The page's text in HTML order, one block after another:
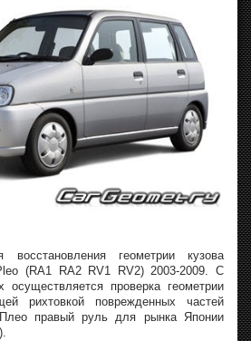
геометрии кузова
(RA1 RA2 RV1 RV2) 2003-2009. С
проверка геометрии
рихтовкой поврежденных частей
правый руль для рынка Японии